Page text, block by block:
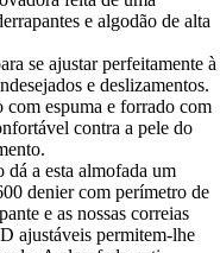
e algodão de alta
se ajustar perfeitamente à
e deslizamentos.
espuma e forrado com
contra a pele do
dá a esta almofada um
denier com perímetro de
e as nossas correias
ajustáveis permitem-lhe